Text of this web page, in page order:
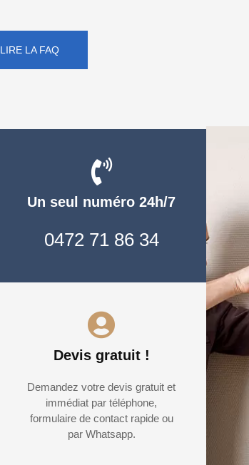
LIRE LA FAQ
Un seul numéro 24h/7
0472 71 86 34
Devis gratuit !
Demandez votre devis gratuit et
immédiat par téléphone,
formulaire de contact rapide ou
par Whatsapp.